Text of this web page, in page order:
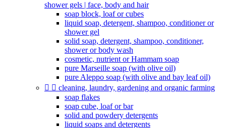
shower gels | face, body and hair
soap block, loaf or cubes
liquid soap, detergent, shampoo, conditioner or
shower gel
solid soap, detergent, shampoo, conditioner,
shower or body wash
cosmetic, nutrient or Hammam soap
pure Marseille soap (with olive oil)
pure Aleppo soap (with olive and bay leaf oil)
  cleaning, laundry, gardening and organic farming
soap flakes
soap cube, loaf or bar
solid and powdery detergents
liquid soaps and detergents